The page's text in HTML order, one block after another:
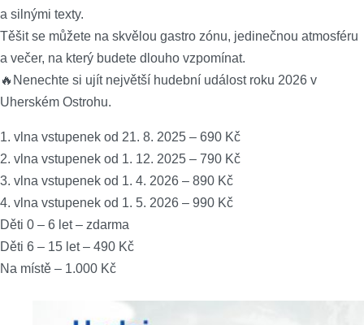
a silnými texty.
Těšit se můžete na skvělou gastro zónu, jedinečnou atmosféru
a večer, na který budete dlouho vzpomínat.
🔥Nenechte si ujít největší hudební událost roku 2026 v
Uherském Ostrohu.
1. vlna vstupenek od 21. 8. 2025 – 690 Kč
2. vlna vstupenek od 1. 12. 2025 – 790 Kč
3. vlna vstupenek od 1. 4. 2026 – 890 Kč
4. vlna vstupenek od 1. 5. 2026 – 990 Kč
Děti 0 – 6 let – zdarma
Děti 6 – 15 let – 490 Kč
Na místě – 1.000 Kč